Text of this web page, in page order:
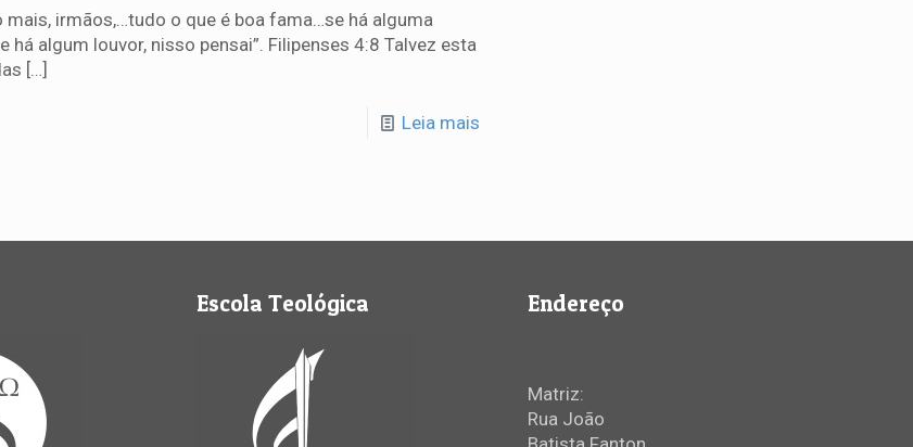
mais, irmãos,…tudo o que é boa fama…se há alguma
há algum louvor, nisso pensai”. Filipenses 4:8 Talvez esta
[…]
Leia mais
Escola Teológica Endereço
Matriz:
Rua João